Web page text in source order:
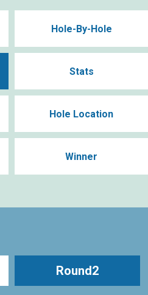
Hole-By-Hole
Stats
Hole Location
Winner
Round2